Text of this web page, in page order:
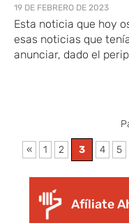
19 DE FEBRERO DE 2023
Esta noticia que hoy
esas noticias que
anunciar, dado el
« 1 2 3 4 5
Afíliate